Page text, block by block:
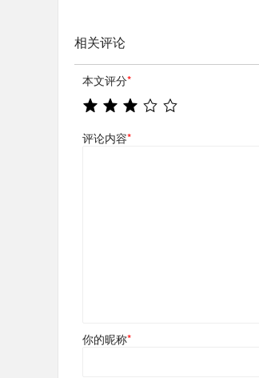
相关评论
本文评分*
评论内容*
你的昵称*